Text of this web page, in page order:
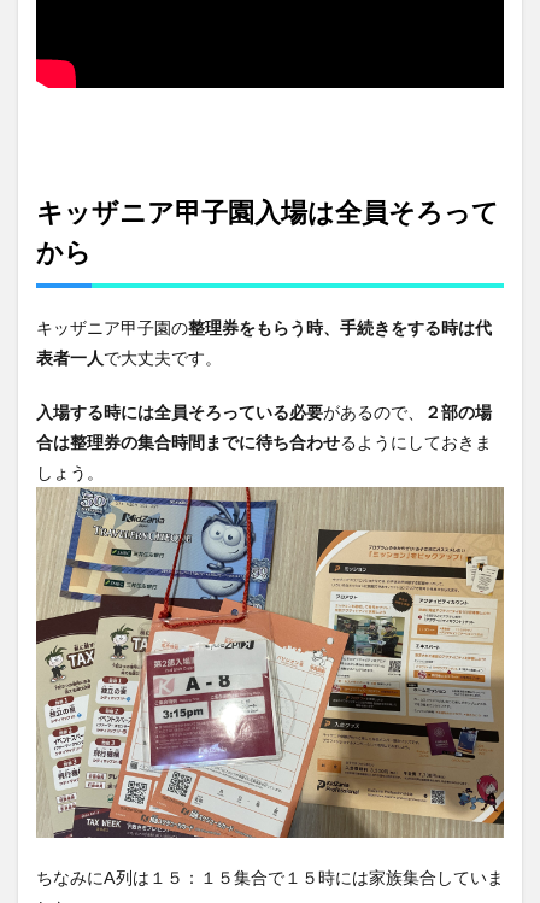
キッザニア甲子園入場は全員そろって
から
キッザニア甲子園の整理券をもらう時、手続きをする時は代
表者一人で大丈夫です。
入場する時には全員そろっている必要があるので、
２部の場
合は整理券の集合時間までに待ち合わせるようにしておきま
しょう。
ちなみにA列は１５：１５集合で１５時には家族集合していま